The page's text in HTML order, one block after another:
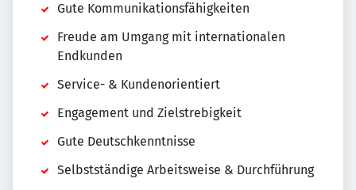
Gute Kommunikationsfähigkeiten
Freude am Umgang mit internationalen
Endkunden
Service- & Kundenorientiert
Engagement und Zielstrebigkeit
Gute Deutschkenntnisse
Selbstständige Arbeitsweise & Durchführung